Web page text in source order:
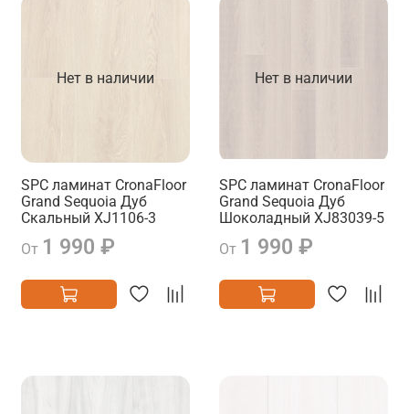
Нет в наличии
SPC ламинат CronaFloor
Grand Sequoia Дуб
Скальный XJ1106-3
От 1 990 ₽
Нет в наличии
SPC ламинат CronaFloor
Grand Sequoia Дуб
Шоколадный XJ83039-5
От 1 990 ₽